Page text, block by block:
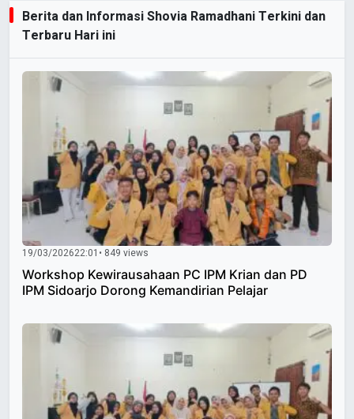
Berita dan Informasi Shovia Ramadhani Terkini dan
Terbaru Hari ini
19/03/202622:01 • 849 views
Workshop Kewirausahaan PC IPM Krian dan PD
IPM Sidoarjo Dorong Kemandirian Pelajar